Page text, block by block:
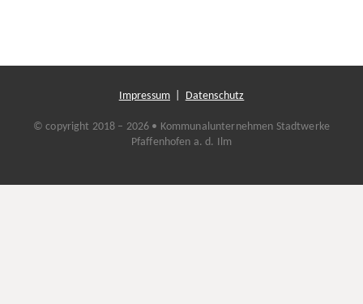
Impressum Datenschutz
© copyright 2018 – 2026 • Kommunalunternehmen Stadtwerke
Pfaffenhofen a. d. Ilm